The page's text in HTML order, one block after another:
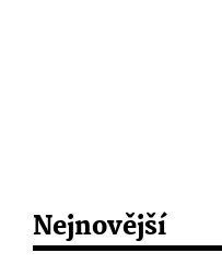
Nejnovější